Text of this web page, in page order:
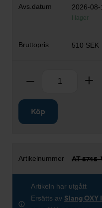
2026-08-
I lager
510 SEK
Ta bort
Köp
AT
Artikeln har utgått
Ersätts av Slang OXY